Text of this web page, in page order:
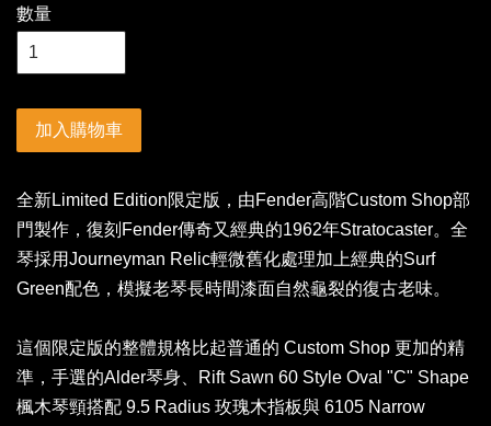
數量
加入購物車
全新Limited Edition限定版，由Fender高階Custom Shop部
門製作，復刻Fender傳奇又經典的1962年Stratocaster。全
琴採用Journeyman Relic輕微舊化處理加上經典的Surf
Green配色，模擬老琴長時間漆面自然龜裂的復古老味。
這個限定版的整體規格比起普通的 Custom Shop 更加的精
準，手選的Alder琴身、Rift Sawn 60 Style Oval "C" Shape
楓木琴頸搭配 9.5 Radius 玫瑰木指板與 6105 Narrow